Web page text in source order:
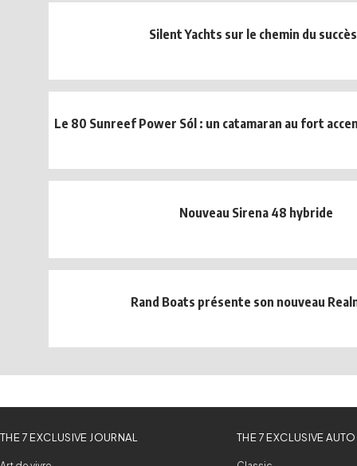
Silent Yachts sur le chemin du
Le 80 Sunreef Power Sól : un catamaran au fort
Nouveau Sirena 48 hybride
Rand Boats présente son nouveau
THE 7 EXCLUSIVE JOURNAL THE 7 EXCLUSIVE AUTO